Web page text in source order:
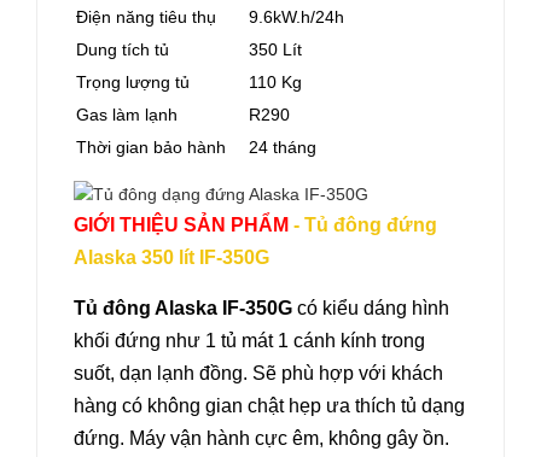
Điện năng tiêu thụ
9.6kW.h/24h
Dung tích tủ
350 Lít
Trọng lượng tủ
110 Kg
Gas làm lạnh
R290
Thời gian bảo hành
24 tháng
GIỚI THIỆU SẢN PHẨM - Tủ đông đứng
Alaska 350 lít IF-350G
Tủ đông Alaska IF-350G có kiểu dáng hình
khối đứng như 1 tủ mát 1 cánh kính trong
suốt, dạn lạnh đồng. Sẽ phù hợp với khách
hàng có không gian chật hẹp ưa thích tủ dạng
đứng. Máy vận hành cực êm, không gây ồn.